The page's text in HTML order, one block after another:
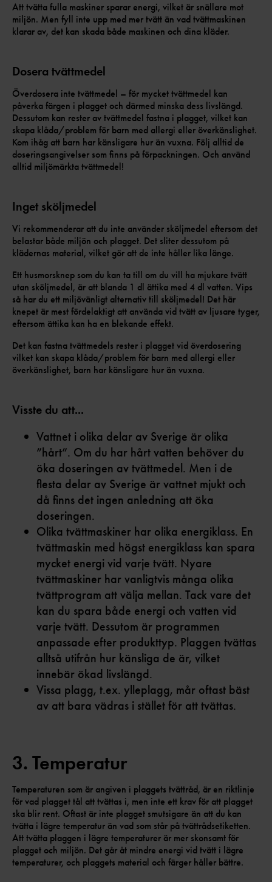
Att tvätta fulla maskiner sparar energi, vilket är snällare mot
miljön. Men fyll inte upp med mer tvätt än vad tvättmaskinen
klarar av, det kan skada både maskinen och dina kläder.
Dosera tvättmedel
Överdosera inte tvättmedel – för mycket tvättmedel kan
påverka färgen i plagget och därmed minska dess livslängd.
Dessutom kan rester av tvättmedel fastna i plagget, vilket kan
skapa klåda/problem för barn med allergi eller överkänslighet.
Kom ihåg att barn har känsligare hur än vuxna. Följ alltid de
doseringsangivelser som finns på förpackningen. Och använd
alltid miljömärkta tvättmedel!
Inget sköljmedel
Vi rekommenderar att du inte använder sköljmedel eftersom det
belastar både miljön och plagget. Det sliter dessutom på
klädernas material, vilket gör att de inte håller lika länge.
Ett husmorsknep som du kan ta till om du vill ha mjukare tvätt
utan sköljmedel, är att blanda 1 dl ättika med 4 dl vatten. Vips
så har du ett miljövänligt alternativ till sköljmedel! Det här
knepet är mest fördelaktigt att använda vid tvätt av ljusare tyger,
eftersom ättika kan ha en blekande effekt.
Det kan fastna tvättmedels rester i plagget vid överdosering
vilket kan skapa klåda/problem för barn med allergi eller
överkänslighet, barn har känsligare hur än vuxna.
Visste du att...
Vattnet i olika delar av Sverige är olika
”hårt”. Om du har hårt vatten behöver du
öka doseringen av tvättmedel. Men i de
flesta delar av Sverige är vattnet mjukt och
då finns det ingen anledning att öka
doseringen.
Olika tvättmaskiner har olika energiklass. En
tvättmaskin med högst energiklass kan spara
mycket energi vid varje tvätt. Nyare
tvättmaskiner har vanligtvis många olika
tvättprogram att välja mellan. Tack vare det
kan du spara både energi och vatten vid
varje tvätt. Dessutom är programmen
anpassade efter produkttyp. Plaggen tvättas
alltså utifrån hur känsliga de är, vilket
innebär ökad livslängd.
Vissa plagg, t.ex. ylleplagg, mår oftast bäst
av att bara vädras i stället för att tvättas.
3. Temperatur
Temperaturen som är angiven i plaggets tvättråd, är en riktlinje
för vad plagget tål att tvättas i, men inte ett krav för att plagget
ska blir rent. Oftast är inte plagget smutsigare än att du kan
tvätta i lägre temperatur än vad som står på tvättrådsetiketten.
Att tvätta plaggen i lägre temperaturer är mer skonsamt för
plagget och miljön. Det går åt mindre energi vid tvätt i lägre
temperaturer, och plaggets material och färger håller bättre.